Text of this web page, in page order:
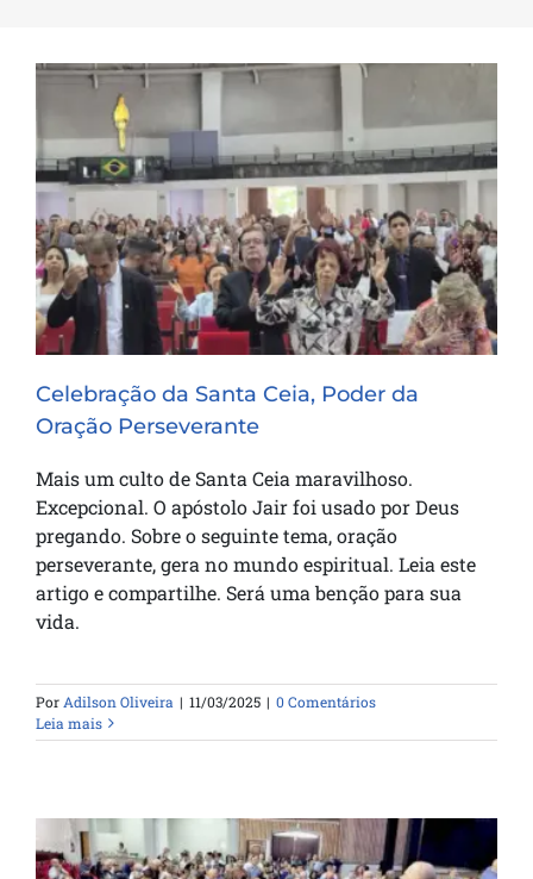
Celebração da Santa Ceia, Poder da
Oração Perseverante
Celebração da Santa Ceia, Poder da
Oração Perseverante
Mais um culto de Santa Ceia maravilhoso.
Excepcional. O apóstolo Jair foi usado por Deus
pregando. Sobre o seguinte tema, oração
perseverante, gera no mundo espiritual. Leia este
artigo e compartilhe. Será uma benção para sua
vida.
PorAdilson Oliveira | 11/03/2025 | 0 Comentários
Leia mais